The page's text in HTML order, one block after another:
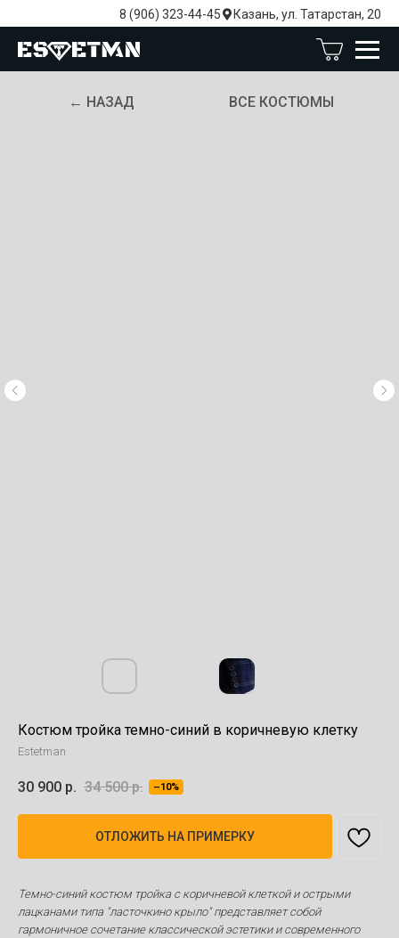
8 (906) 323-44-45 Казань, ул. Татарстан, 20
ВСЕ КОСТЮМЫ
← НАЗАД
Костюм тройка темно-синий в коричневую клетку
Estetman
30 900 р. 34 500 р. –10%
ОТЛОЖИТЬ НА ПРИМЕРКУ
Темно-синий костюм тройка с коричневой клеткой и острыми
лацканами типа "ласточкино крыло" представляет собой
гармоничное сочетание классической эстетики и современного